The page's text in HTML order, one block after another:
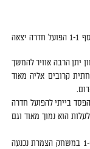
וער ליגה לאומית-הפועל חדרה:מועדון כדורגל נווה יוסף 1-1 הפועל חדרה יצאה
יתן הרבה אוויר להמשך
קרובים אליה מאוד
נערים ארצית צפון הפועל חדרה-הפועל נצרת עילית 3-2 הפסד בייתי להפועל חדרה
הוא נמוך מאוד וגם
נערים ב מחוז שרון הפועל גבעת אולגה–מכבי ברקאי 1-0 במשחק הצמרת נכנעה